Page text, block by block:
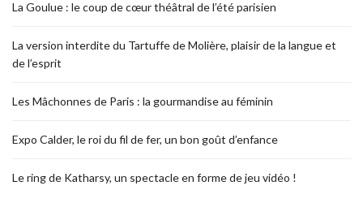
La Goulue : le coup de cœur théâtral de l’été parisien
La version interdite du Tartuffe de Molière, plaisir de la langue et
de l’esprit
Les Mâchonnes de Paris : la gourmandise au féminin
Expo Calder, le roi du fil de fer, un bon goût d’enfance
Le ring de Katharsy, un spectacle en forme de jeu vidéo !